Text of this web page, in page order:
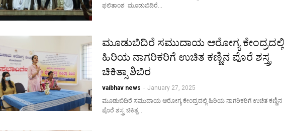
ಫಲಿತಾಂಶ ಮೂಡುಬಿದಿರೆ…
ಮೂಡುಬಿದಿರೆ ಸಮುದಾಯ ಆರೋಗ್ಯ ಕೇಂದ್ರದಲ್ಲಿ
ಹಿರಿಯ ನಾಗರಿಕರಿಗೆ ಉಚಿತ ಕಣ್ಣಿನ ಪೊರೆ ಶಸ್ತ್ರ
ಚಿಕಿತ್ಸಾ ಶಿಬಿರ
vaibhav news - January 27, 2025
ಮೂಡುಬಿದಿರೆ ಸಮುದಾಯ ಆರೋಗ್ಯ ಕೇಂದ್ರದಲ್ಲಿ ಹಿರಿಯ ನಾಗರಿಕರಿಗೆ ಉಚಿತ ಕಣ್ಣಿನ
ಪೊರೆ ಶಸ್ತ್ರ ಚಿಕಿತ್ಸ…